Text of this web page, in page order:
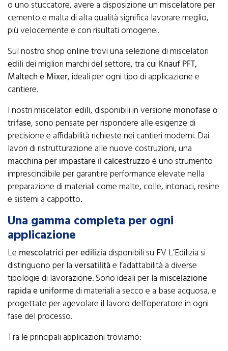
o uno stuccatore, avere a disposizione un miscelatore per
cemento e malta di alta qualità significa lavorare meglio,
più velocemente e con risultati omogenei.
Sul nostro shop online trovi una selezione di miscelatori
edilidei migliori marchi del settore, tra cui Knauf PFT,
Maltech e Mixer, ideali per ogni tipo di applicazione e
cantiere.
I nostri miscelatoriedili, disponibili in versione monofase o
trifase, sono pensate per rispondere alle esigenze di
precisione e affidabilità richieste nei cantieri moderni. Dai
lavori di ristrutturazione alle nuove costruzioni, una
macchina per impastare il calcestruzzoè uno strumento
imprescindibile per garantire performance elevate nella
preparazione di materiali come malte, colle, intonaci, resine
e sistemi a cappotto.
Una gamma completa per ogni
applicazione
Le mescolatrici per ediliziadisponibili su FV L’Edilizia si
distinguono per laversatilitàe l’adattabilità a diverse
tipologie di lavorazione. Sono ideali per la miscelazione
rapida e uniformedi materiali a secco e a base acquosa, e
progettate per agevolare il lavoro dell’operatore in ogni
fase del processo.
Tra le principali applicazioni troviamo: